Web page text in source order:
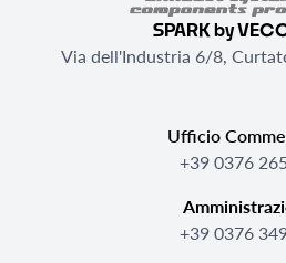
SPARK by
Via dell'Industria 6/8,
Ufficio
+39 0376
+39 0376